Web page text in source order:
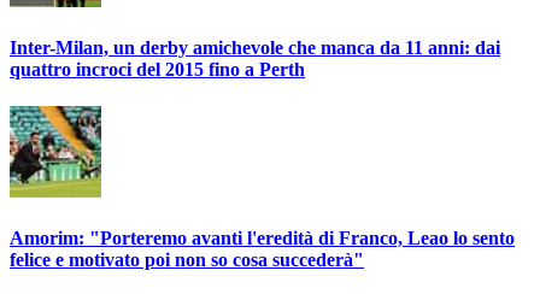
Inter-Milan, un derby amichevole che manca da 11 anni: dai
quattro incroci del 2015 fino a Perth
Amorim: "Porteremo avanti l'eredità di Franco, Leao lo sento
felice e motivato poi non so cosa succederà"